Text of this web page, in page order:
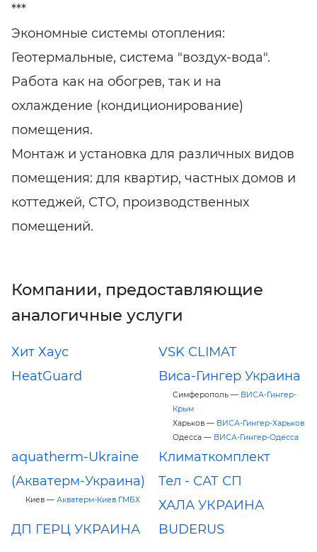
***
Экономные системы отопления:
Геотермальные, система "воздух-вода".
Работа как на обогрев, так и на
охлаждение (кондиционирование)
помещения.
Монтаж и установка для различных видов
помещения: для квартир, частных домов и
коттеджей, СТО, производственных
помещений.
Компании, предоставляющие
аналогичные услуги
Хит Хаус
VSK CLIMAT
HeatGuard
Виса-Гингер Украина
Симферополь — ВИСА-Гингер-
Крым
Харьков — ВИСА-Гингер-Харьков
Одесса — ВИСА-Гингер-Одесса
aquatherm-Ukraine
(Акватерм-Украина)
Киев — Акватерм-Киев ГМБХ
Климаткомплект
Tел - САТ СП
ХАЛА УКРАИНА
ДП ГЕРЦ УКРАИНА
BUDERUS